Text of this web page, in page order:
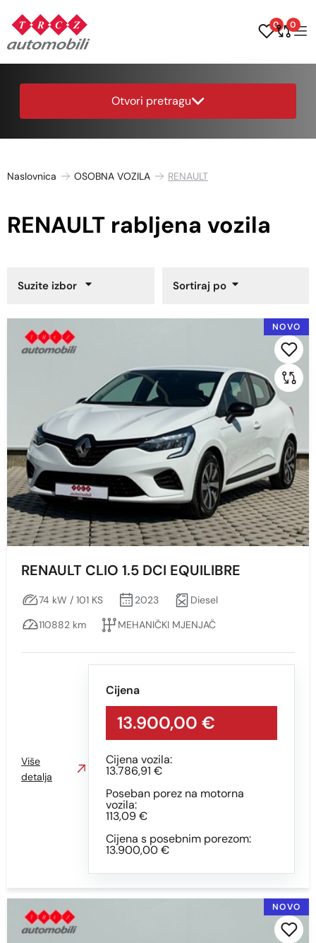
0 0
Otvori pretragu
Naslovnica OSOBNA VOZILA RENAULT
RENAULT rabljena vozila
Suzite izbor
2023
2020
2019
2016
Cijena
Min
Vrsta motora
Sortiraj po
NOVO
RENAULT CLIO 1.5 DCI EQUILIBRE
74 kW / 101 KS 2023
Diesel
110882 km
MEHANIČKI MJENJAČ
Cijena
13.900,00 €
Cijena vozila:
13.786,91 €
Poseban porez na motorna
vozila:
113,09 €
Cijena s posebnim porezom:
13.900,00 €
Više
detalja
NOVO